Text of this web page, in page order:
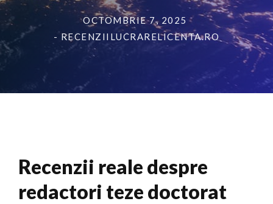
OCTOMBRIE 7, 2025
- RECENZIILUCRARELICENTA.RO
Recenzii reale despre
redactori teze doctorat